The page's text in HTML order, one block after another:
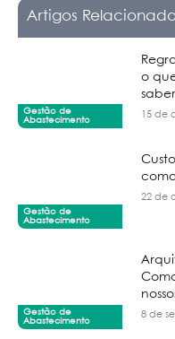
Artigos
Gestão de
Abastecimento
o
saber
15 de
Gestão de
Abastecimento
22 de
Gestão de
Abastecimento
8 de